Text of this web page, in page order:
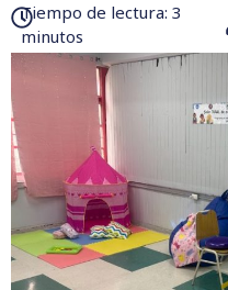
Tiempo de lectura:‎ 3
minutos